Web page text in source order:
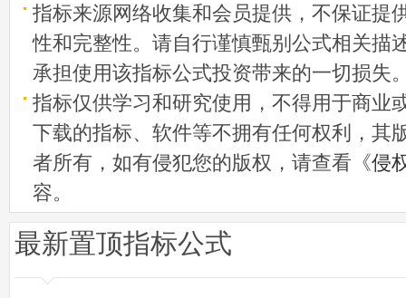
指标来源网络收集和会员提供，不保证提
性和完整性。请自行谨慎甄别公式相关描
承担使用该指标公式投资带来的一切损失
指标仅供学习和研究使用，不得用于商业
下载的指标、软件等不拥有任何权利，其
者所有，如有侵犯您的版权，请查看《侵
容。
最新置顶指标公式